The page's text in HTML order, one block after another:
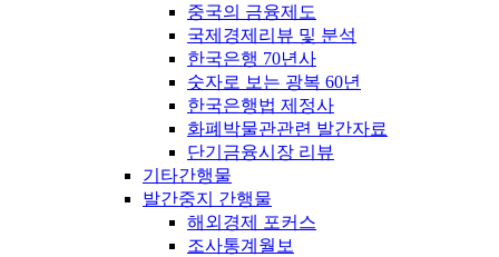
중국의 금융제도
국제경제리뷰 및 분석
한국은행 70년사
숫자로 보는 광복 60년
한국은행법 제정사
화폐박물관관련 발간자료
단기금융시장 리뷰
기타간행물
발간중지 간행물
해외경제 포커스
조사통계월보